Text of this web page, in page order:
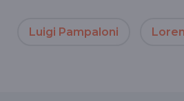
Luigi Pampaloni